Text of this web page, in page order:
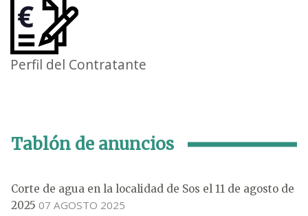
Perfil del Contratante
Tablón de anuncios
Corte de agua en la localidad de Sos el 11 de agosto de
2025 07 AGOSTO 2025